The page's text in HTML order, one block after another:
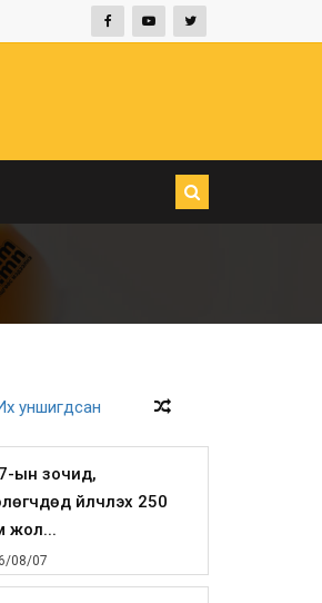
уншигдсан
ын зочид,
үйлчлэх 250
жол...
08/07